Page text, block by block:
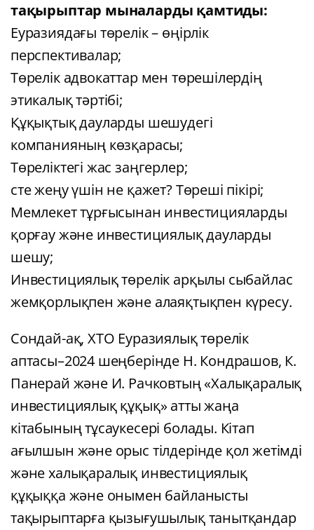
тақырыптар мыналарды қамтиды:
Еуразиядағы төрелік – өңірлік
перспективалар;
Төрелік адвокаттар мен төрешілердің
этикалық тәртібі;
Құқықтық дауларды шешудегі
компанияның көзқарасы;
Төреліктегі жас заңгерлер;
сте жеңу үшін не қажет? Төреші пікірі;
Мемлекет тұрғысынан инвестицияларды
қорғау және инвестициялық дауларды
шешу;
Инвестициялық төрелік арқылы сыбайлас
жемқорлықпен және алаяқтықпен күресу.
Сондай-ақ, ХТО Еуразиялық төрелік
аптасы–2024 шеңберінде Н. Кондрашов, К.
Панерай және И. Рачковтың «Халықаралық
инвестициялық құқық» атты жаңа
кітабының тұсаукесері болады. Кітап
ағылшын және орыс тілдерінде қол жетімді
және халықаралық инвестициялық
құқыққа және онымен байланысты
тақырыптарға қызығушылық танытқандар